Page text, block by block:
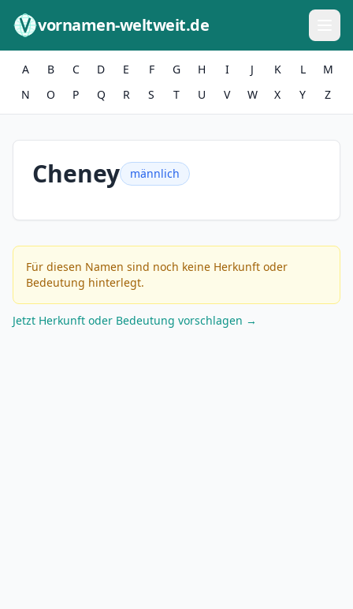
vornamen-weltweit.de
A B C D E F G H I J K L
M
N
O P Q R S T U V W X Y Z
Cheney männlich
Für diesen Namen sind noch keine Herkunft oder
Bedeutung hinterlegt.
Jetzt Herkunft oder Bedeutung vorschlagen →